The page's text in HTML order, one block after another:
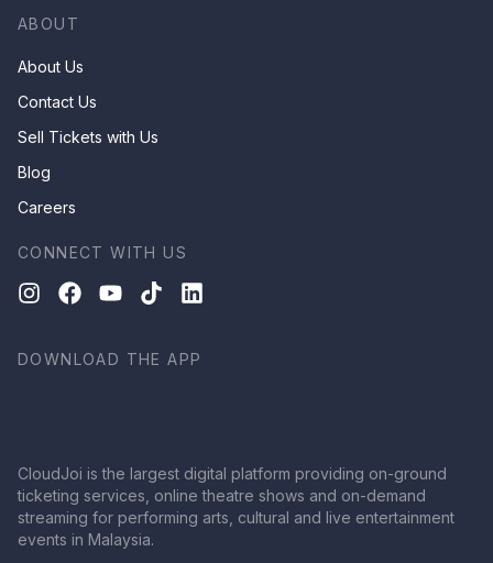
ABOUT
About Us
Contact Us
Sell Tickets with Us
Blog
Careers
CONNECT WITH US
DOWNLOAD THE APP
CloudJoi is the largest digital platform providing on-ground
ticketing services, online theatre shows and on-demand
streaming for performing arts, cultural and live entertainment
events in Malaysia.